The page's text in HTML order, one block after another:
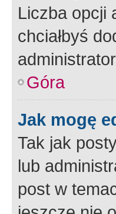
Liczba opcji
chciałbyś
Góra
Jak mogę
Tak jak
lub
post w